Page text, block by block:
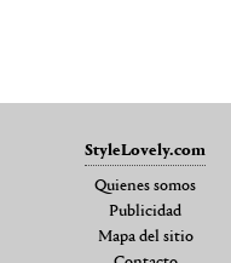
StyleLovely.com
Quienes somos
Publicidad
Mapa del sitio